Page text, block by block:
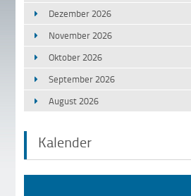
Dezember 2026
November 2026
Oktober 2026
September 2026
August 2026
Kalender